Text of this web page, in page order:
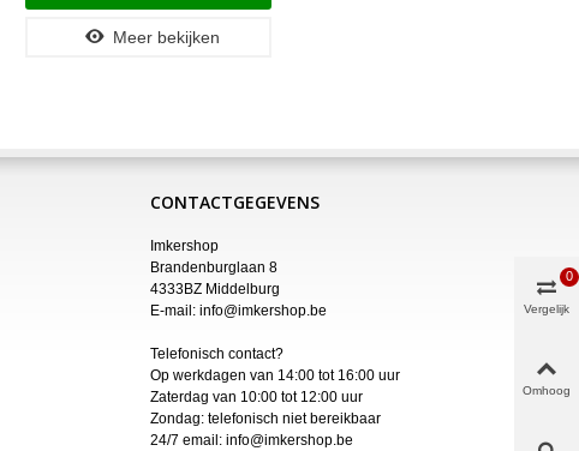
Meer bekijken
CONTACTGEGEVENS
Imkershop
Brandenburglaan 8
4333BZ Middelburg
E-mail: info@imkershop.be
Telefonisch contact?
Op werkdagen van 14:00 tot 16:00 uur
Zaterdag van 10:00 tot 12:00 uur
Zondag: telefonisch niet bereikbaar
24/7 email: info@imkershop.be
Vergelijk
0
Omhoog